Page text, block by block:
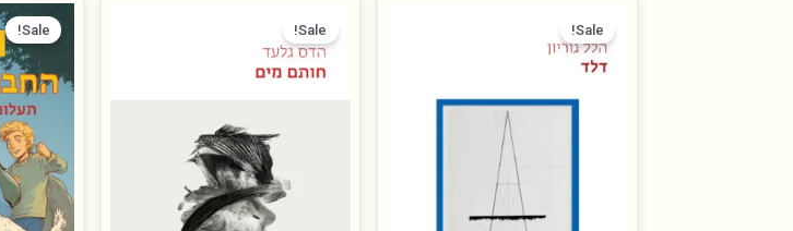
Sale!
Sale!
Sale!